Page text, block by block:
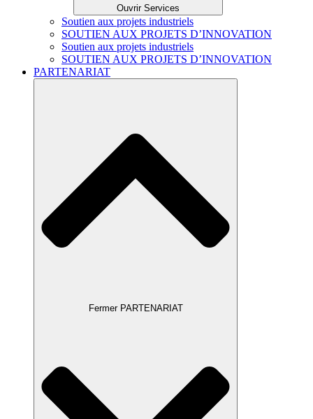
Ouvrir Services
Soutien aux projets industriels
SOUTIEN AUX PROJETS D’INNOVATION
Soutien aux projets industriels
SOUTIEN AUX PROJETS D’INNOVATION
PARTENARIAT
Fermer PARTENARIAT